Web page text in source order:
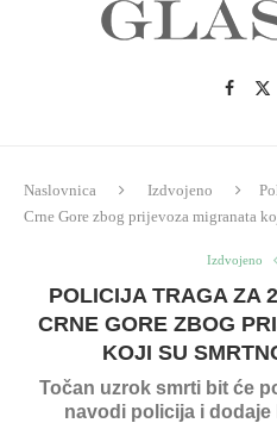
Naslovnica Izdvojeno
Crne Gore zbog prijevoza migranata
Izdvojeno
POLICIJA TRAGA ZA
CRNE GORE ZBOG
KOJI SU
Točan uzrok smrti bit će
navodi policija i